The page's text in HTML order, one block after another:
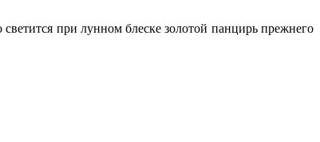
при лунном блеске золотой панцирь прежнего